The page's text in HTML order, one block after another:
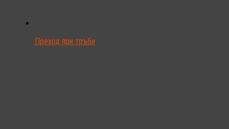
Преход при тръби